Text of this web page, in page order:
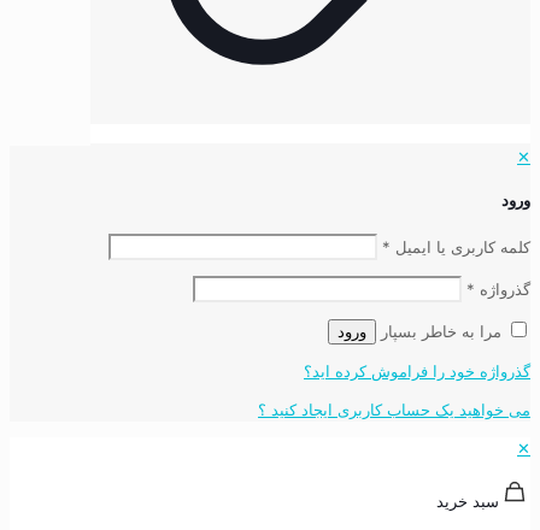
✕
ورود
کلمه کاربری یا ایمیل *
گذرواژه *
مرا به خاطر بسپار ورود
گذرواژه خود را فراموش کرده اید؟
می خواهید یک حساب کاربری ایجاد کنید ؟
✕
سبد خرید